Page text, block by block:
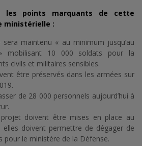
les points marquants de cette
ministérielle :
sera maintenu « au minimum jusqu’au
mobilisant 10 000 soldats pour la
civils et militaires sensibles.
être préservés dans les armées sur
de 28 000 personnels aujourd’hui à
doivent être mises en place au
doivent permettre de dégager de
pour le ministère de la Défense.